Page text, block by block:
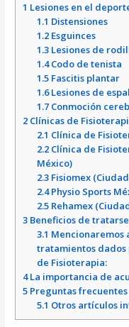
1 Lesiones en el
1.1 Distensiones
1.2Esguinces
1.3Lesiones de
1.4Codo de tenista
1.5Fascitis plantar
1.6Lesiones de
1.7Conmoción
2 Clínicas de
2.1 Clínica de
2.2Clínica de
México)
2.3Fisiomex
2.4Physio Sports
2.5Rehamex
3 Beneficios de
3.1 Mencionaremos
tratamientos dados
de Fisioterapia:
4La importancia de
5 Preguntas frecuentes
5.1 Otros artículos